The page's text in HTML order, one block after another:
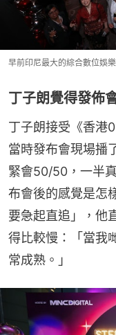
早前印尼最大的綜合數位娛
丁子朗覺得發佈
丁子朗接受《香港
當時發布會現場播
緊會50/50，一半
布會後的感覺是怎
要急起直追」，他
得比較慢：「當我
常成熟。」